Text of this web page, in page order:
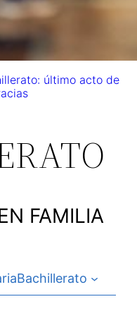
último acto de
FAMILIA
Bachillerato